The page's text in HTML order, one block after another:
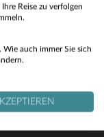
M
OK
Reise zu verfolgen
Wie auch immer Sie sich